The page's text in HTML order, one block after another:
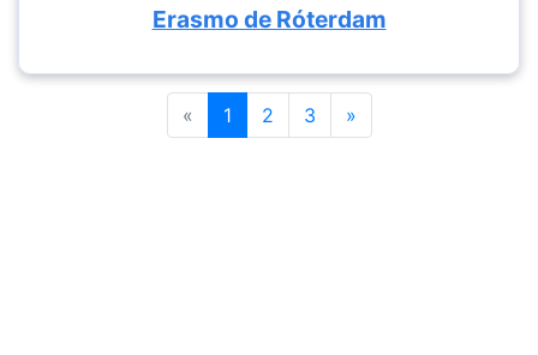
Erasmo de Róterdam
« 1 2 3 »